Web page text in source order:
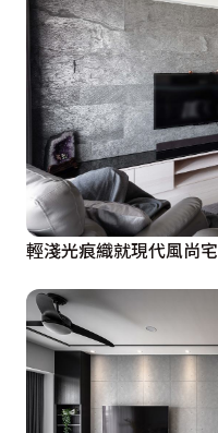
輕淺光痕織就現代風尚宅